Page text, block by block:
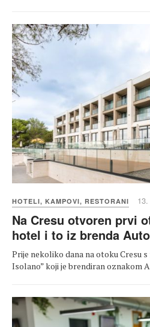
HOTELI, KAMPOVI, RESTORANI
Na Cresu otvoren prvi
hotel i to iz brenda
Prije nekoliko dana na otoku Cresu
Isolano” koji je brendiran oznakom